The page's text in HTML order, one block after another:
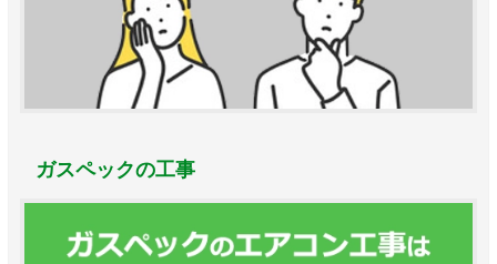
ガスペックの工事